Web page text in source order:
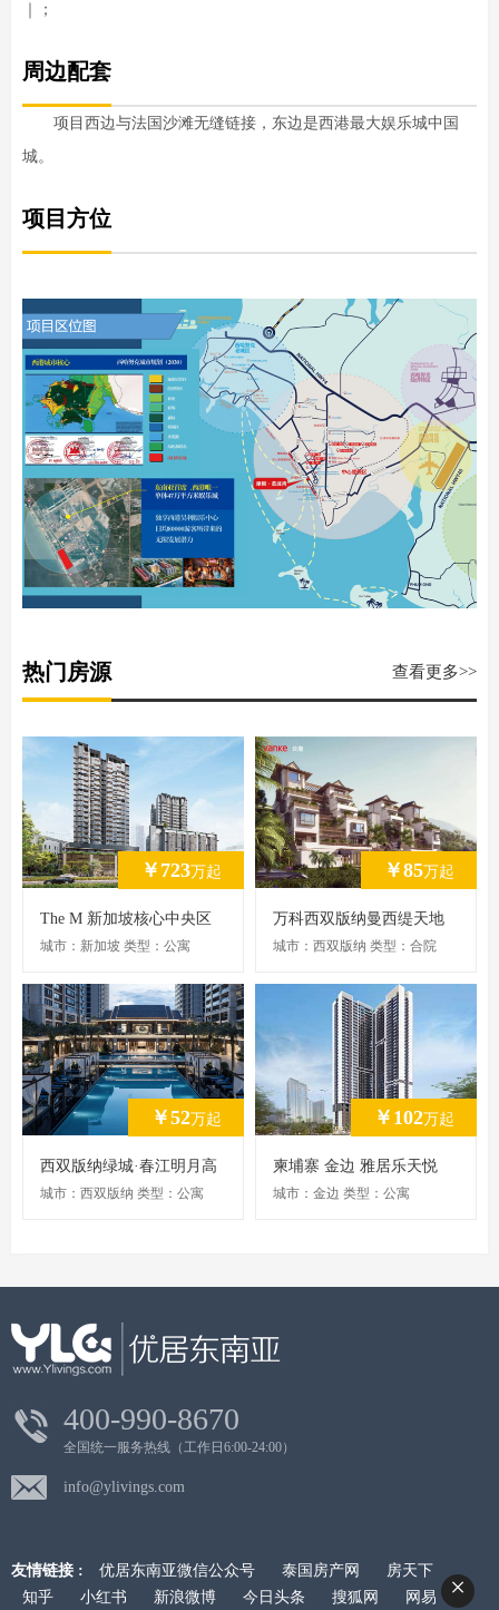
｜；
周边配套
项目西边与法国沙滩无缝链接，东边是西港最大娱乐城中国
城。
项目方位
查看更多>>
热门房源
￥723万起
The M 新加坡核心中央区
武吉士销冠精品住宅
城市：新加坡 类型：公寓
￥85万起
万科西双版纳曼西缇天地
合院，有天有地，四面采
城市：西双版纳 类型：合院
￥52万起
西双版纳绿城·春江明月高
品质花园公寓
城市：西双版纳 类型：公寓
￥102万起
柬埔寨 金边 雅居乐天悦
城市：金边 类型：公寓
400-990-8670
全国统一服务热线（工作日6:00-24:00）
info@ylivings.com
友情链接 : 优居东南亚微信公众号 泰国房产网
房天下
知乎
小红书 新浪微博 今日头条 搜狐网 网易 ×